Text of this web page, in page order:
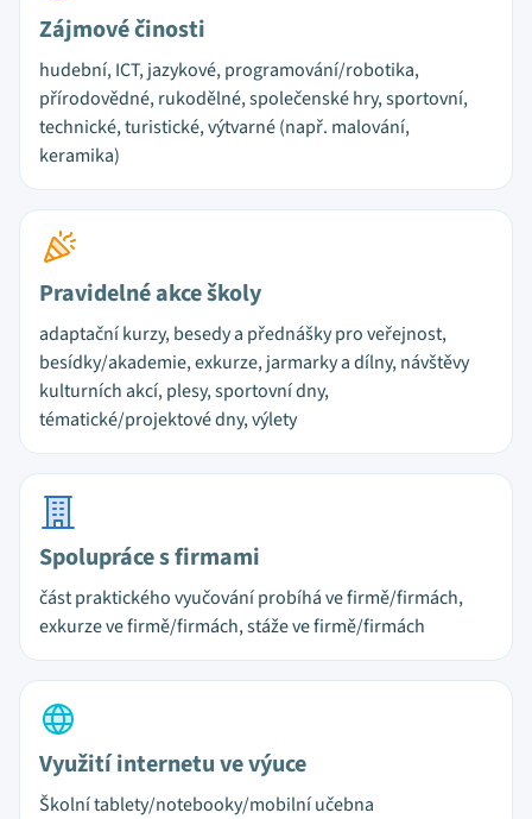
Zájmové činosti
hudební, ICT, jazykové, programování/robotika,
přírodovědné, rukodělné, společenské hry, sportovní,
technické, turistické, výtvarné (např. malování,
keramika)
Pravidelné akce školy
adaptační kurzy, besedy a přednášky pro veřejnost,
besídky/akademie, exkurze, jarmarky a dílny, návštěvy
kulturních akcí, plesy, sportovní dny,
tématické/projektové dny, výlety
Spolupráce s firmami
část praktického vyučování probíhá ve firmě/firmách,
exkurze ve firmě/firmách, stáže ve firmě/firmách
Využití internetu ve výuce
Školní tablety/notebooky/mobilní učebna